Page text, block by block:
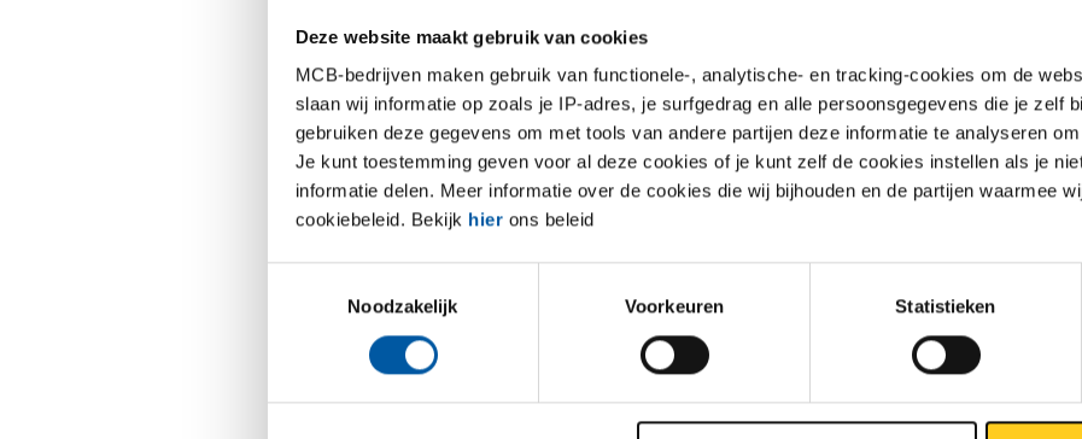
Deze website maakt gebruik van cookies
MCB-bedrijven maken gebruik van functionele-, analytische- en tracking-cookies om de
slaan wij informatie op zoals je IP-adres, je surfgedrag en alle persoonsgegevens die je zelf
gebruiken deze gegevens om met tools van andere partijen deze informatie te analyseren
Je kunt toestemming geven voor al deze cookies of je kunt zelf de cookies instellen als je
informatie delen. Meer informatie over de cookies die wij bijhouden en de partijen waarmee
cookiebeleid. Bekijk hier ons beleid
Noodzakelijk
Voorkeuren Statistieken
Waarom bestel je niet wat nodig is?
Thomas Luiten is niet louter trainer. Hij is op de eerste plaats directeur
accountmanager Ton van Dijk is daar de contactpersoon. Hij werkt zelf al
volgens het ‘tijdsprincipe’.